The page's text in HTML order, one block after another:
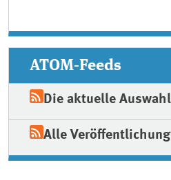
ATOM-Feeds
Die aktuelle
Alle